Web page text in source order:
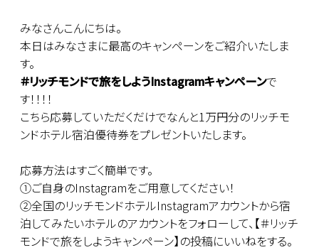
みなさんこんにちは。
本日はみなさまに最高のキャンペーンをご紹介いたしま
す。
＃リッチモンドで旅をしようInstagramキャンペーンで
す！！！！
こちら応募していただくだけでなんと1万円分のリッチモ
ンドホテル宿泊優待券をプレゼントいたします。
応募方法はすごく簡単です。
①ご自身のInstagramをご用意してください！
②全国のリッチモンドホテルInstagramアカウントから宿
泊してみたいホテルのアカウントをフォローして、【＃リッチ
モンドで旅をしようキャンペーン】の投稿にいいねをする。